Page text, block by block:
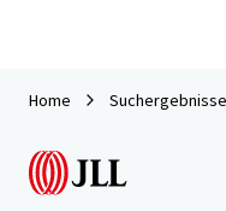
Home Suchergebnisse